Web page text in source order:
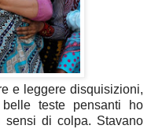
e leggere disquisizioni,
teste pensanti ho
sensi di colpa. Stavano